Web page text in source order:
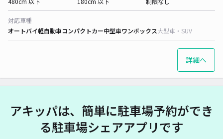
対応車種
オートバイ軽自動車コンパクトカー中型車ワンボックス大型車・SUV
詳細へ
アキッパは、簡単に駐車場予約ができ
る駐車場シェアアプリです